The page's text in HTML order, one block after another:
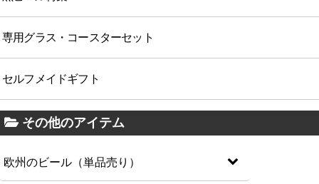
専用グラス・コースターセット
セルフメイドギフト
その他のアイテム
欧州のビール（単品売り）